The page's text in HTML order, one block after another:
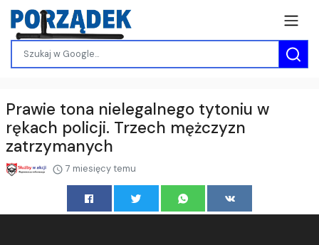
Prawie tona nielegalnego tytoniu w
rękach policji. Trzech mężczyzn
zatrzymanych
7 miesięcy temu